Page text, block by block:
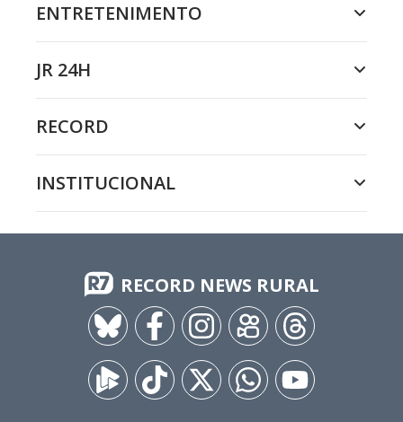
ENTRETENIMENTO
JR 24H
RECORD
INSTITUCIONAL
RECORD NEWS RURAL